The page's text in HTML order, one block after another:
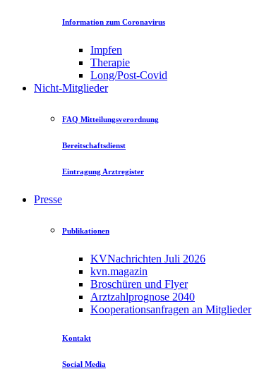
Information zum Coronavirus
Impfen
Therapie
Long/Post-Covid
Nicht-Mitglieder
FAQ Mitteilungsverordnung
Bereitschaftsdienst
Eintragung Arztregister
Presse
Publikationen
KVNachrichten Juli 2026
kvn.magazin
Broschüren und Flyer
Arztzahlprognose 2040
Kooperationsanfragen an Mitglieder
Kontakt
Social Media